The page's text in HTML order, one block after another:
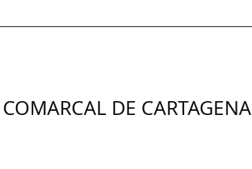
DE CARTAGENA